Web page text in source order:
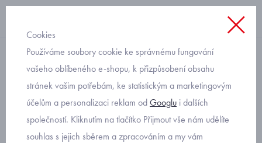
s dlouhým rukávem
dětské tričko s kytičkami
Mayoral 4072-90
Cookies
Používáme soubory cookie ke správnému fungování
vašeho oblíbeného e-shopu, k přizpůsobení obsahu
stránek vašim potřebám, ke statistickým a marketingovým
účelům a personalizaci reklam odGooglu i dalších
společností. Kliknutím na tlačítko Přijmout vše nám udělíte
souhlas s jejich sběrem a zpracováním a my vám